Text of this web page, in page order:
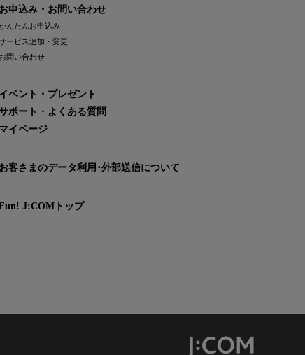
お申込み・お問い合わせ
んたんお申込み
サービス追加・変更
お問い合わせ
イベント・プレゼント
ポート・よくある質問
マイページ
お客さまのデータ利用･外部送信について
J:COMトップ